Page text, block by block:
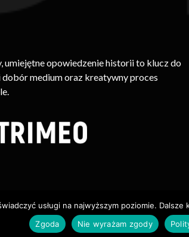
umiejętne opowiedzenie historii to klucz do
medium oraz kreatywny proces
Treści (w Tym Zdjęć, Materiałów Wideo) Bez
Usługi
Identyfikacja Wizualna – Logotypy
usługi na najwyższym poziomie.
Zgoda
Nie wyrażam zgody